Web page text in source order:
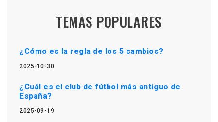
TEMAS POPULARES
¿Cómo es la regla de los 5 cambios?
2025-10-30
¿Cuál es el club de fútbol más antiguo de
España?
2025-09-19